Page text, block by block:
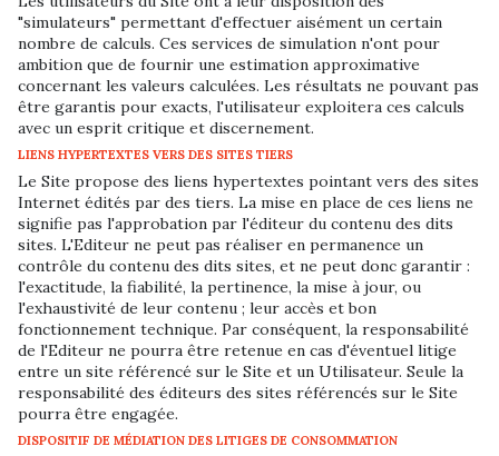
"simulateurs" permettant d'effectuer aisément un certain
nombre de calculs. Ces services de simulation n'ont pour
ambition que de fournir une estimation approximative
concernant les valeurs calculées. Les résultats ne pouvant pas
être garantis pour exacts, l'utilisateur exploitera ces calculs
avec un esprit critique et discernement.
LIENS HYPERTEXTES VERS DES SITES TIERS
Le Site propose des liens hypertextes pointant vers des sites
Internet édités par des tiers. La mise en place de ces liens ne
signifie pas l'approbation par l'éditeur du contenu des dits
sites. L'Editeur ne peut pas réaliser en permanence un
contrôle du contenu des dits sites, et ne peut donc garantir :
l'exactitude, la fiabilité, la pertinence, la mise à jour, ou
l'exhaustivité de leur contenu ; leur accès et bon
fonctionnement technique. Par conséquent, la responsabilité
de l'Editeur ne pourra être retenue en cas d'éventuel litige
entre un site référencé sur le Site et un Utilisateur. Seule la
responsabilité des éditeurs des sites référencés sur le Site
pourra être engagée.
DISPOSITIF DE MÉDIATION DES LITIGES DE CONSOMMATION